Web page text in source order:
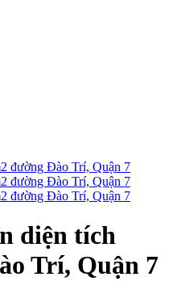
diện tích
Trí, Quận 7